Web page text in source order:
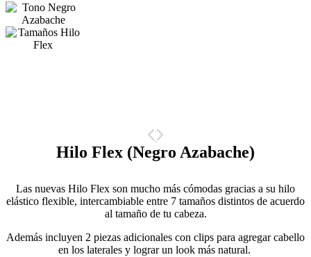
Hilo Flex (Negro Azabache)
Las nuevas Hilo Flex son mucho más cómodas gracias a su hilo
elástico flexible, intercambiable entre 7 tamaños distintos de acuerdo
al tamaño de tu cabeza.
Además incluyen 2 piezas adicionales con clips para agregar cabello
en los laterales y lograr un look más natural.